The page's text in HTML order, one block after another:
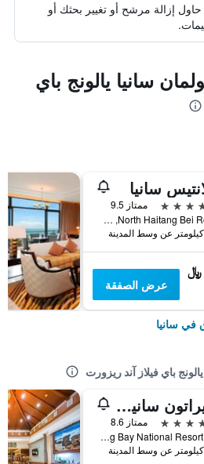
إزالة مرشح أو تغيير بحثك أو
سانيا يالونج باي
سانيا
ممتاز 9.5
North Haitang Bei Road, سانيا, الصين
عرض الصفقة
في سانيا
باي فيلاز آند ريزورت
شيراتون سانيا ريزورت
ممتاز 8.6
Yalong Bay National Resort Dis, سانيا, الصين